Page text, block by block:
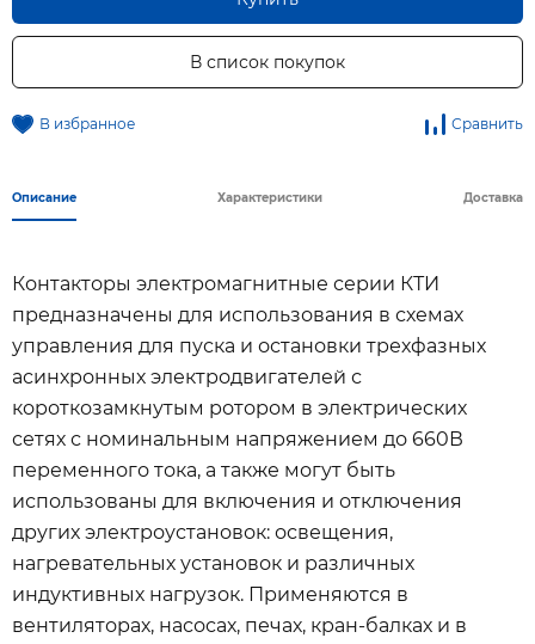
В список покупок
В избранное Сравнить
Описание Характеристики Доставка
Контакторы электромагнитные серии КТИ
предназначены для использования в схемах
управления для пуска и остановки трехфазных
асинхронных электродвигателей с
короткозамкнутым ротором в электрических
сетях с номинальным напряжением до 660В
переменного тока, а также могут быть
использованы для включения и отключения
других электроустановок: освещения,
нагревательных установок и различных
индуктивных нагрузок. Применяются в
вентиляторах, насосах, печах, кран-балках и в